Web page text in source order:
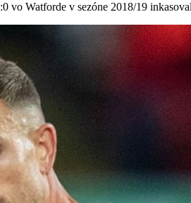
vo Watforde v sezóne 2018/19